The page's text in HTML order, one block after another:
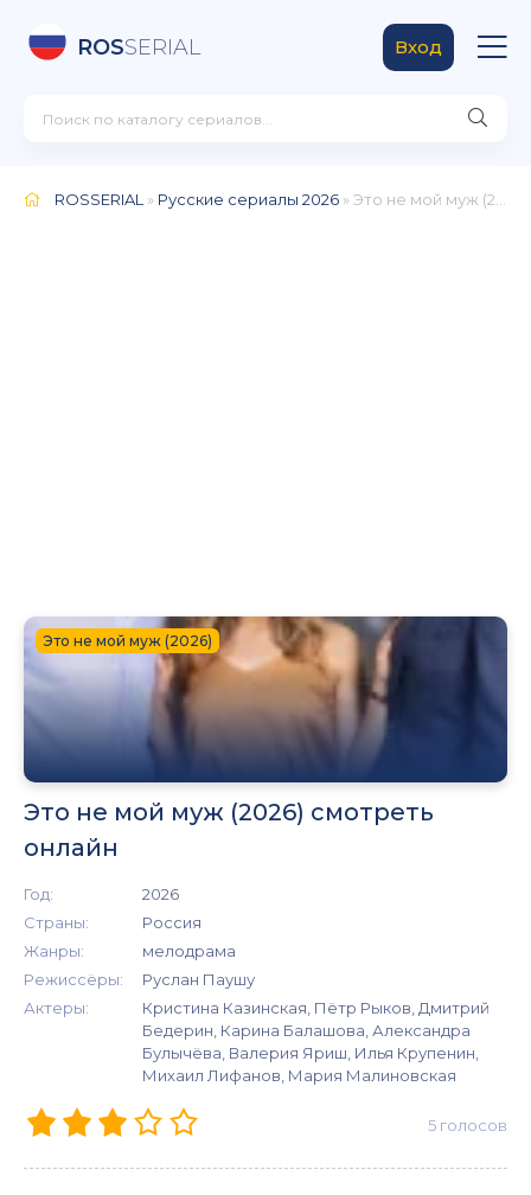
ROSSERIAL Вход
ROSSERIAL » Русские сериалы 2026 » Это не мой муж (2026)
Это не мой муж (2026)
Это не мой муж (2026) смотреть
онлайн
Год:
2026
Страны:
Россия
Жанры:
мелодрама
Режиссёры:
Руслан Паушу
Актеры:
Кристина Казинская, Пётр Рыков, Дмитрий
Бедерин, Карина Балашова, Александра
Булычёва, Валерия Яриш, Илья Крупенин,
Михаил Лифанов, Мария Малиновская
5 голосов